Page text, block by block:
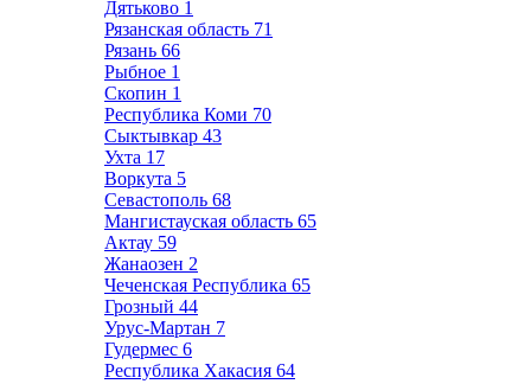
Дятьково 1
Рязанская область 71
Рязань 66
Рыбное 1
Скопин 1
Республика Коми 70
Сыктывкар 43
Ухта 17
Воркута 5
Севастополь 68
Мангистауская область 65
Актау 59
Жанаозен 2
Чеченская Республика 65
Грозный 44
Урус-Мартан 7
Гудермес 6
Республика Хакасия 64